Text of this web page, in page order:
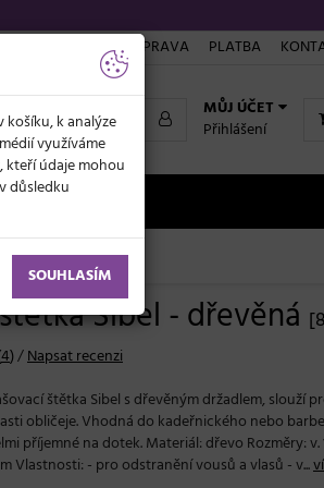
DOPRAVA PLATBA
MŮJ ÚČET
Přihlášení
Sibel - dřevěná
4)/Napsat recenzi
štětka Sibel s dřevěným držadlem, slouží
obličeje. Vhodná do kadeřnického nebo
příjemné na dotek. Materiál: dřevo Rozměry: v.
Vlastnosti: - pro odstranění vousů a vlasů - v...
košíku, k analýze
využíváme
kteří údaje mohou
důsledku
SOUHLASÍM